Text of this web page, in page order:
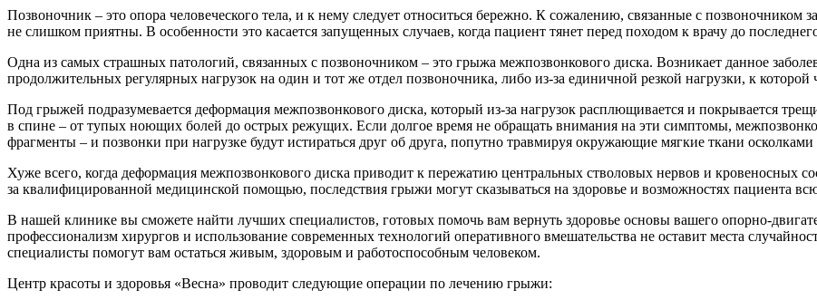
Позвоночник – это опора человеческого тела, и к нему следует относиться бережно. К сожалению, связанные с позвоночником
не слишком приятны. В особенности это касается запущенных случаев, когда пациент тянет перед походом к врачу до
Одна из самых страшных патологий, связанных с позвоночником – это грыжа межпозвонкового диска. Возникает данное
продолжительных регулярных нагрузок на один и тот же отдел позвоночника, либо из-за единичной резкой нагрузки, к которой
Под грыжей подразумевается деформация межпозвонкового диска, который из-за нагрузок расплющивается и покрывается
в спине – от тупых ноющих болей до острых режущих. Если долгое время не обращать внимания на эти симптомы,
фрагменты – и позвонки при нагрузке будут истираться друг об друга, попутно травмируя окружающие мягкие ткани осколками
Хуже всего, когда деформация межпозвонкового диска приводит к пережатию центральных стволовых нервов и кровеносных
за квалифицированной медицинской помощью, последствия грыжи могут сказываться на здоровье и возможностях пациента
В нашей клинике вы сможете найти лучших специалистов, готовых помочь вам вернуть здоровье основы вашего опорно-
профессионализм хирургов и использование современных технологий оперативного вмешательства не оставит места
специалисты помогут вам остаться живым, здоровым и работоспособным человеком.
Центр красоты и здоровья «Весна» проводит следующие операции по лечению грыжи: